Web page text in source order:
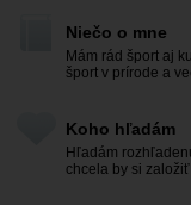
Niečo o mne
Mám rád šport aj
šport v prírode a
Koho hľadám
Hľadám
chcela by si